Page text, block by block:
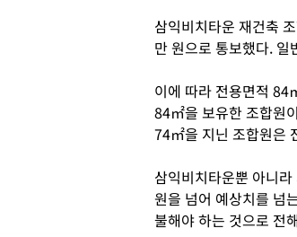
삼익비치타운 재건축
만 원으로 통보했다.
이에 따라 전용면적 84
84㎡을 보유한 조합원
74㎡을 지닌 조합원은
삼익비치타운뿐 아니
원을 넘어 예상치를 넘
불해야 하는 것으로 전